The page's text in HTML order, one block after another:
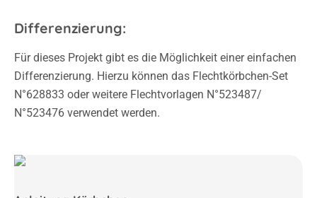
Differenzierung:
Für dieses Projekt gibt es die Möglichkeit einer einfachen
Differenzierung. Hierzu können das Flechtkörbchen-Set
N°628833 oder weitere Flechtvorlagen N°523487/
N°523476 verwendet werden.